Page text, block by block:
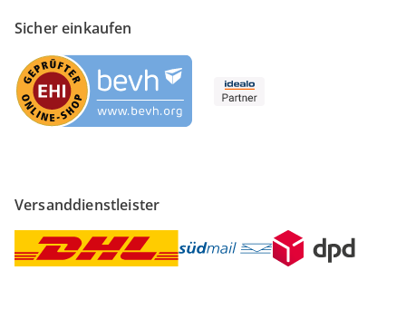
Sicher einkaufen
Versanddienstleister